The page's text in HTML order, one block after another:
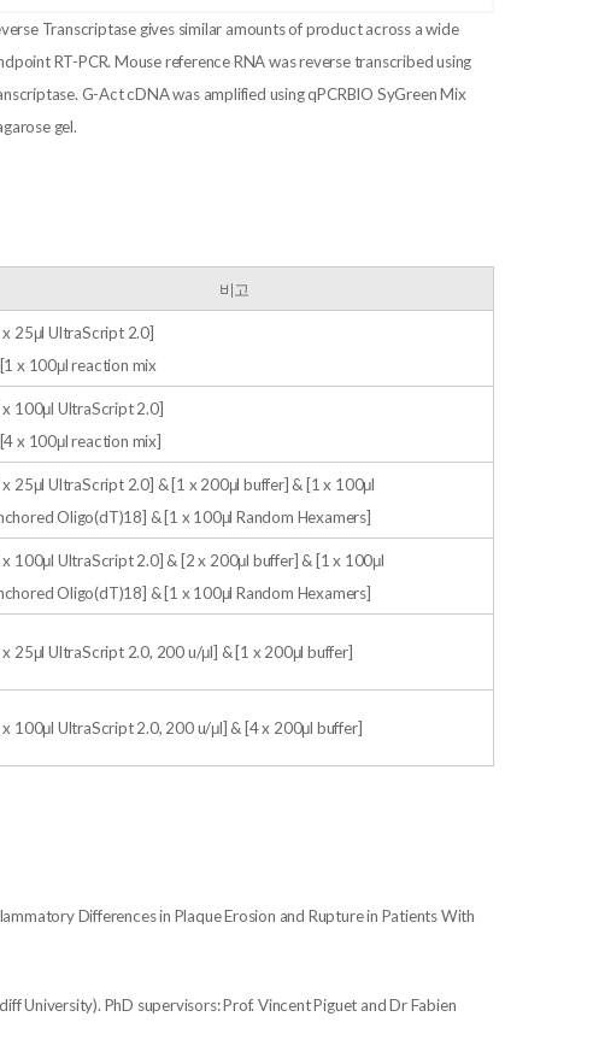
Transcriptase gives similar amounts of product across a wide
RT-PCR. Mouse reference RNA was reverse transcribed using
G-Act cDNA was amplified using qPCRBIO SyGreen Mix
gel.
비고
x 25μl UltraScript 2.0]
x 100μl reaction mix
x 100μl UltraScript 2.0]
x 100μl reaction mix]
x 25μl UltraScript 2.0] & [1 x 200μl buffer] & [1 x 100μl
Oligo(dT)18] & [1 x 100μl Random Hexamers]
x 100μl UltraScript 2.0] & [2 x 200μl buffer] & [1 x 100μl
Oligo(dT)18] & [1 x 100μl Random Hexamers]
x 25μl UltraScript 2.0, 200 u/μl] & [1 x 200μl buffer]
x 100μl UltraScript 2.0, 200 u/μl] & [4 x 200μl buffer]
Differences in Plaque Erosion and Rupture in Patients With
University). PhD supervisors: Prof. Vincent Piguet and Dr Fabien